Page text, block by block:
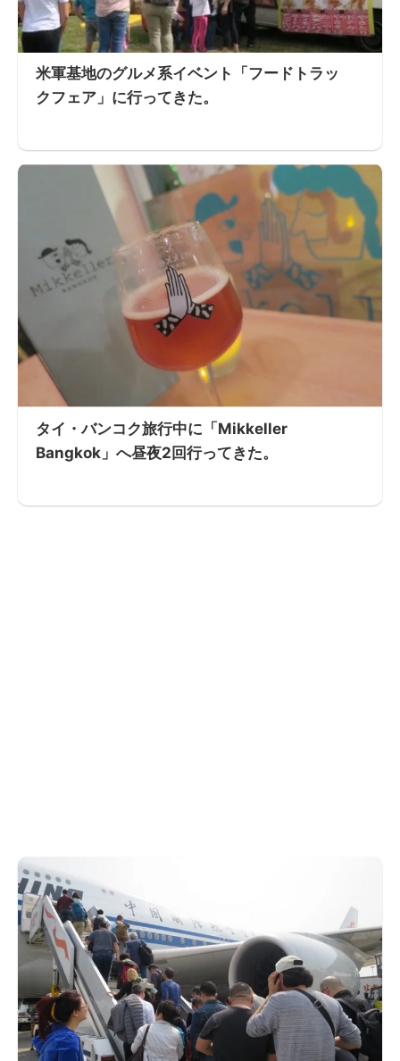
米軍基地のグルメ系イベント「フードトラッ
クフェア」に行ってきた。
タイ・バンコク旅行中に「Mikkeller
Bangkok」へ昼夜2回行ってきた。